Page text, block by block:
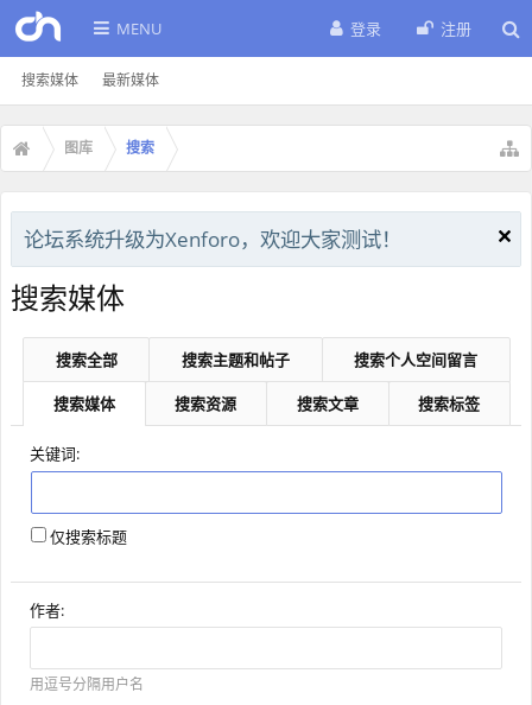
MENU
搜索媒体 最新媒体
登录 注册
图库 搜索
论坛系统升级为Xenforo，欢迎大家测试！
搜索媒体
搜索全部 搜索主题和帖子 搜索个人空间留言
搜索媒体 搜索资源 搜索文章 搜索标签
关键词:
仅搜索标题
作者:
用逗号分隔用户名